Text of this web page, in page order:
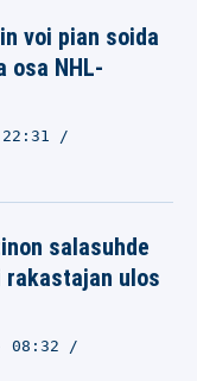
voi pian soida
osa NHL-
salasuhde
rakastajan ulos
08:32